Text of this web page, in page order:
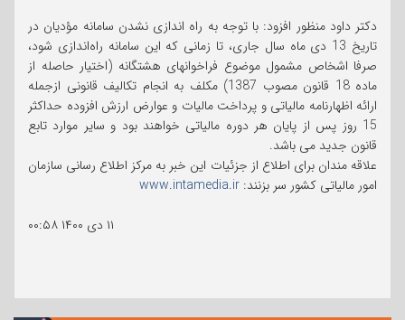
دکتر داود منظور افزود: با توجه به راه اندازی نشدن سامانه مؤدیان در
تاریخ 13 دی ماه سال جاری، تا زمانی که این سامانه راه‌اندازی شود،
صرفا اشخاص مشمول موضوع فراخوانهای هشتگانه (اختیار حاصله از
ماده 18 قانون مصوب 1387) مکلف به انجام تکالیف قانونی ازجمله
ارائه اظهارنامه مالیاتی و پرداخت مالیات و عوارض ارزش افزوده حداکثر
15 روز پس از پایان هر دوره مالیاتی خواهند بود و سایر موارد تابع
قانون جدید می باشد.
علاقه مندان برای اطلاع از جزئیات این خبر به مرکز اطلاع رسانی سازمان
امور مالیاتی کشور سر بزنند: www.intamedia.ir
۱۱ دی ۱۴۰۰
۰۰:۵۸